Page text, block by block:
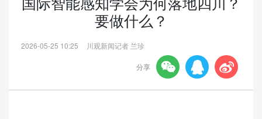
要做什么？
2026-05-25 10:25 川观新闻记者 兰珍
分享   